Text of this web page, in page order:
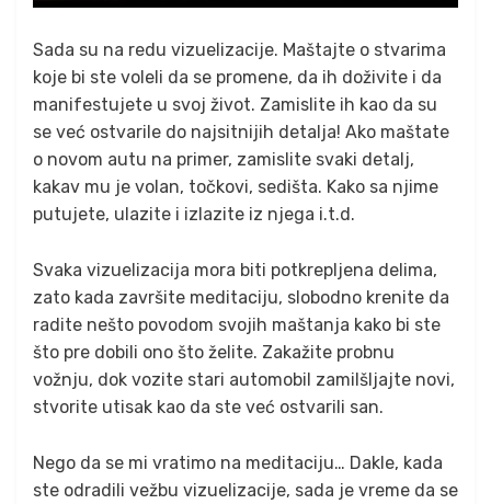
Sada su na redu vizuelizacije. Maštajte o stvarima
koje bi ste voleli da se promene, da ih doživite i da
manifestujete u svoj život. Zamislite ih kao da su
se već ostvarile do najsitnijih detalja! Ako maštate
o novom autu na primer, zamislite svaki detalj,
kakav mu je volan, točkovi, sedišta. Kako sa njime
putujete, ulazite i izlazite iz njega i.t.d.
Svaka vizuelizacija mora biti potkrepljena delima,
zato kada završite meditaciju, slobodno krenite da
radite nešto povodom svojih maštanja kako bi ste
što pre dobili ono što želite. Zakažite probnu
vožnju, dok vozite stari automobil zamilšljajte novi,
stvorite utisak kao da ste već ostvarili san.
Nego da se mi vratimo na meditaciju… Dakle, kada
ste odradili vežbu vizuelizacije, sada je vreme da se